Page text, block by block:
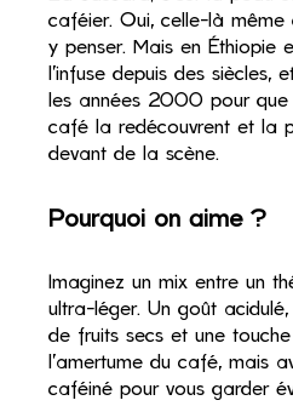
caféier. Oui, celle-là même
y penser. Mais en Éthiopie
l’infuse depuis des
les années 2000 pour que
café la redécouvrent et la
devant de la scène.
Pourquoi on aime ?
Imaginez un mix entre un
ultra-léger. Un goût acidulé,
de fruits secs et une
l’amertume du café, mais
caféiné pour vous garder